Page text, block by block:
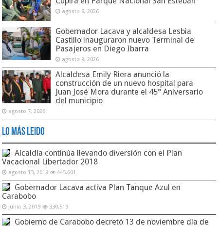
agosto 9, 2026
Gobernador Lacava y alcaldesa Lesbia
Castillo inauguraron nuevo Terminal de
Pasajeros en Diego Ibarra
agosto 9, 2026
Alcaldesa Emily Riera anunció la
construcción de un nuevo hospital para
Juan José Mora durante el 45° Aniversario
del municipio
agosto 7, 2026
Lo Más Leido
Alcaldía continúa llevando diversión con el Plan
Vacacional Libertador 2018
agosto 13, 2018 445,601
Gobernador Lacava activa Plan Tanque Azul en
Carabobo
junio 3, 2019 330,519
Gobierno de Carabobo decretó 13 de noviembre día de